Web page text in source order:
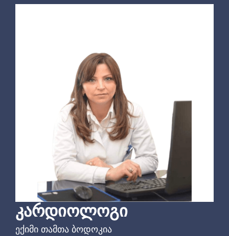
ᲙᲐᲠᲓᲘᲝᲚᲝᲒᲘ
ექიმი თამთა ბოდოკია